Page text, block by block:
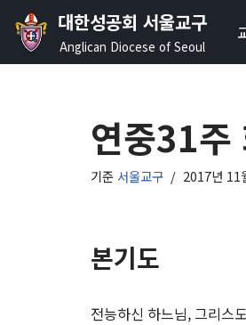
콘
대한성공회 서울교구
Anglican Diocese of Seoul
연중31주
기준 서울교구 2017년 11
본기도
전능하신 하느님, 그리스